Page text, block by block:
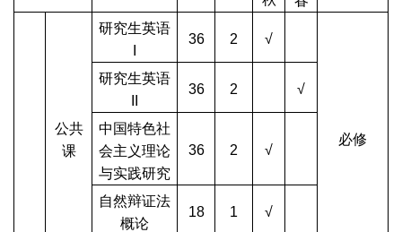
公共
课
研究生英语
36 2 √
必修
研究生英语
36 2 √
中国特色社
会主义理论
与实践研究
36 2 √
自然辩证法
概论
18 1 √